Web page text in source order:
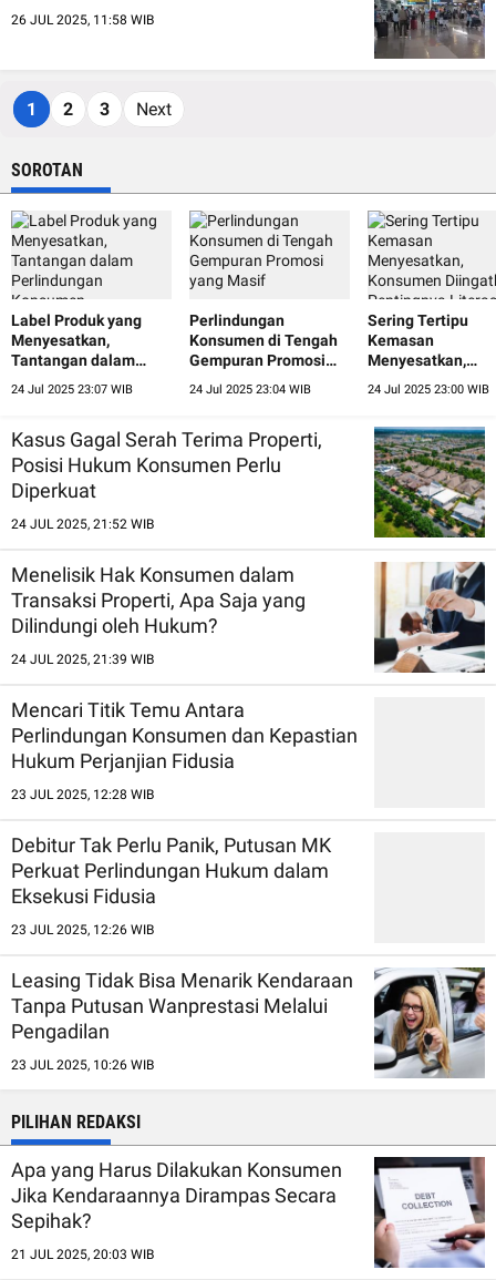
26 JUL 2025, 11:58 WIB
1 2 3 Next
SOROTAN
Label Produk yang
Menyesatkan,
Tantangan dalam
Perlindungan
24 Jul 2025 23:07 WIB
Perlindungan
Konsumen di Tengah
Gempuran Promosi
yang Masif
24 Jul 2025 23:04 WIB
Sering Tertipu
Kemasan
Menyesatkan,
Konsumen
24 Jul 2025 23:00 WIB
Kasus Gagal Serah Terima Properti,
Posisi Hukum Konsumen Perlu
Diperkuat
24 JUL 2025, 21:52 WIB
Menelisik Hak Konsumen dalam
Transaksi Properti, Apa Saja yang
Dilindungi oleh Hukum?
24 JUL 2025, 21:39 WIB
Mencari Titik Temu Antara
Perlindungan Konsumen dan Kepastian
Hukum Perjanjian Fidusia
23 JUL 2025, 12:28 WIB
Debitur Tak Perlu Panik, Putusan MK
Perkuat Perlindungan Hukum dalam
Eksekusi Fidusia
23 JUL 2025, 12:26 WIB
Leasing Tidak Bisa Menarik Kendaraan
Tanpa Putusan Wanprestasi Melalui
Pengadilan
23 JUL 2025, 10:26 WIB
PILIHAN REDAKSI
Apa yang Harus Dilakukan Konsumen
Jika Kendaraannya Dirampas Secara
Sepihak?
21 JUL 2025, 20:03 WIB